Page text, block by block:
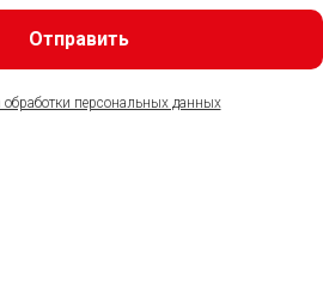
Отправить
обработки персональных данных